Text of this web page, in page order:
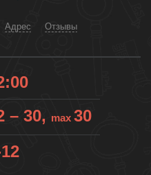
Адрес Отзывы
– 30, max 30